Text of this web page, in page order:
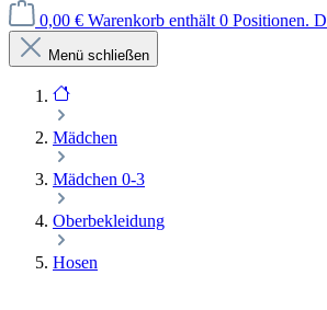
0,00 € Warenkorb enthält 0 Positionen.
Menü schließen
Mädchen
Mädchen 0-3
Oberbekleidung
Hosen